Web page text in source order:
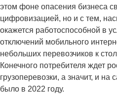
этом фоне опасения бизнеса
цифровизацией, но и с тем,
окажется работоспособной в
отключений мобильного
небольших перевозчиков к
Конечного потребителя ждет
грузоперевозки, а значит, и на
было в 2022 году.